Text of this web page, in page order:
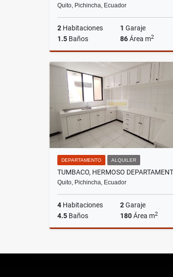
Quito, Pichincha, Ecuador
2 Habitaciones 1 Garaje
1.5 Baños 86Área m2
DEPARTAMENTO ALQUILER
Quito, Pichincha, Ecuador
4 Habitaciones 2Garaje
4.5 Baños 180Área m2
US$670